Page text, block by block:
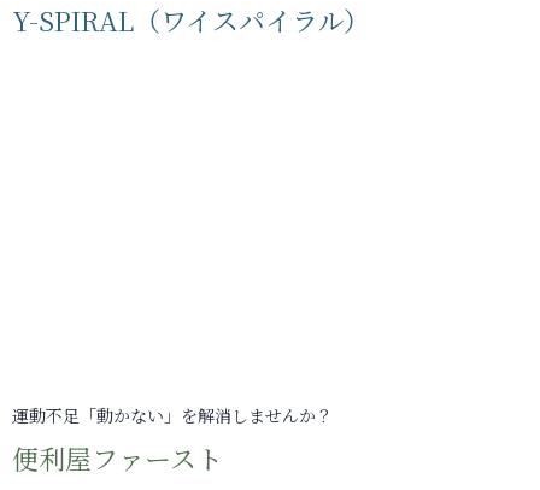
Y-SPIRAL（ワイスパイラル）
運動不足「動かない」を解消しませんか？
便利屋ファースト